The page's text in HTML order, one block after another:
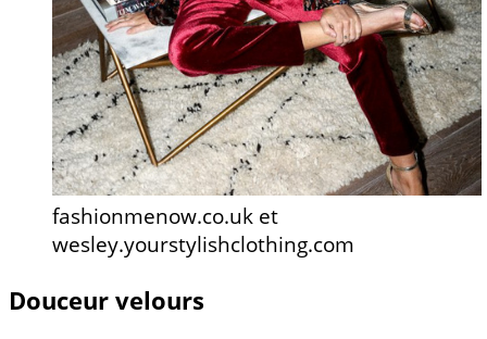
fashionmenow.co.uk et
wesley.yourstylishclothing.com
Douceur velours